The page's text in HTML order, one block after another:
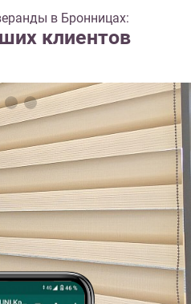
в Бронницах:
клиентов